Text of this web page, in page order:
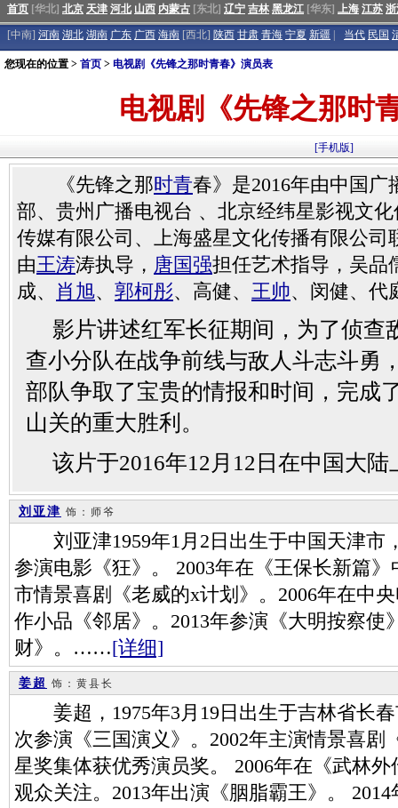
首页 [华北] 北京 天津 河北 山西 内蒙古 [东北] 辽宁 吉林 黑龙江 [华东] 上海 江苏
[中南] 河南 湖北 湖南 广东 广西 海南 [西北] 陕西 甘肃 青海 宁夏 新疆 当代 民国
您现在的位置 > 首页 > 电视剧《先锋之那时青春》演员表
电视剧《先锋之那时
[手机版]
《先锋之那时青春》是2016年由中国广
部、贵州广播电视台 、北京经纬星影视文
传媒有限公司、上海盛星文化传播有限公
由王涛涛执导， 唐国强担任艺术指导，吴品
成、 肖旭、 郭柯彤、高健、 王帅、闵健、代
影片讲述红军长征期间，为了侦查
查小分队在战争前线与敌人斗志斗勇
部队争取了宝贵的情报和时间，完成
山关的重大胜利。
该片于2016年12月12日在中国大陆
刘亚津 饰：师爷
刘亚津1959年1月2日出生于中国天津市
参演电影《狂》。 2003年在《王保长新篇
市情景喜剧《老威的x计划》。2006年在中
作小品《邻居》。2013年参演《大明按察使
财》。……[详细]
姜超 饰：黄县长
姜超，1975年3月19日出生于吉林省长春
次参演《三国演义》。2002年主演情景喜剧
星奖集体获优秀演员奖。 2006年在《武林
观众关注。2013年出演《胭脂霸王》。